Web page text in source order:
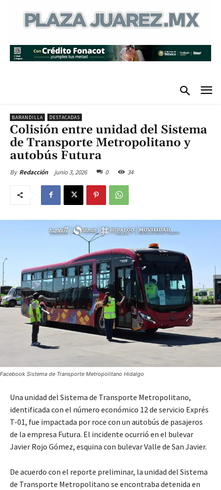
BARANDILLA DESTACADAS
Colisión entre unidad del Sistema
de Transporte Metropolitano y
autobús Futura
By Redacción junio 3, 2026 0 34
Facebook Sistema de Transporte Metropolitano Hidalgo
Una unidad del Sistema de Transporte Metropolitano,
identificada con el número económico 12 de servicio Exprés
T-01, fue impactada por roce con un autobús de pasajeros
de la empresa Futura. El incidente ocurrió en el bulevar
Javier Rojo Gómez, esquina con bulevar Valle de San Javier.
De acuerdo con el reporte preliminar, la unidad del Sistema
de Transporte Metropolitano se encontraba detenida en